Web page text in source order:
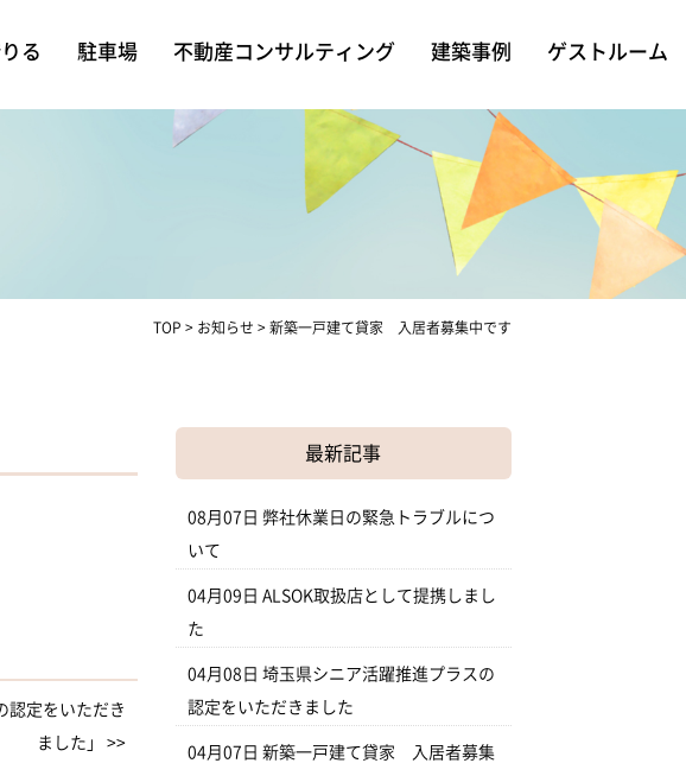
る 駐車場 不動産コンサルティング 建築事例 ゲストルーム
TOP > お知らせ > 新築一戸建て貸家 入居者募集中です
認定をいただき
ました」 >>
最新記事
08月07日 弊社休業日の緊急トラブルにつ
いて
04月09日 ALSOK取扱店として提携しまし
た
04月08日 埼玉県シニア活躍推進プラスの
認定をいただきました
04月07日 新築一戸建て貸家 入居者募集